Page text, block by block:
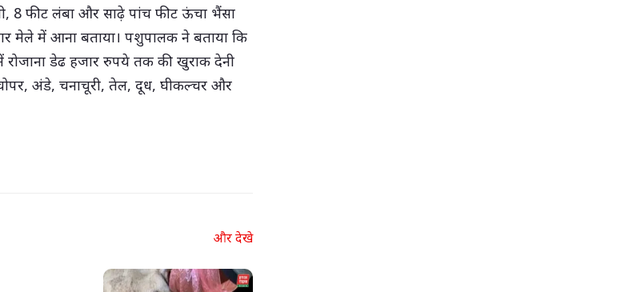
8 फीट लंबा और साढ़े पांच फीट ऊंचा भैंसा
मेले में आना बताया। पशुपालक ने बताया कि
रोजाना डेढ हजार रुपये तक की खुराक देनी
अंडे, चनाचूरी, तेल, दूध, घीकल्चर और
और देखे